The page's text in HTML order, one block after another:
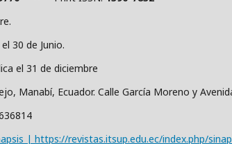
30 de Junio.
el 31 de diciembre
Manabí, Ecuador. Calle García Moreno y
| https://revistas.itsup.edu.ec/index.php/